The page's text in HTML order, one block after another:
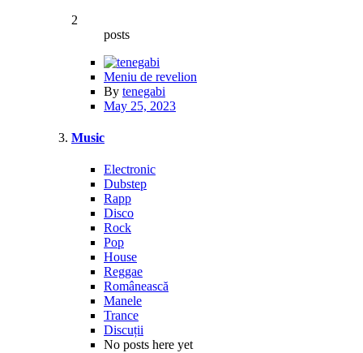
2
posts
Meniu de revelion
By tenegabi
May 25, 2023
Music
Electronic
Dubstep
Rapp
Disco
Rock
Pop
House
Reggae
Românească
Manele
Trance
Discuții
No posts here yet